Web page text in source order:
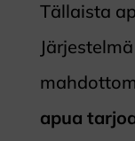
Tällaista
apua